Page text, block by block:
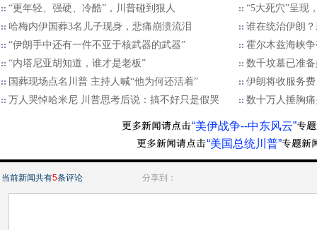
“更年轻、强硬、冷酷”，川普碰到狠人
“5大死穴”呈现
哈梅内伊国葬3名儿子现身，悲痛崩溃流泪
谁在统治伊朗
“伊朗手中还有一件不亚于核武器的武器”
霍尔木兹海峡
“内塔尼亚胡知道，谁才是老板”
数千坟墓已准
国葬现场点名川普 主持人喊“他为何还活着”
伊朗将收服务
万人哭悼哈米尼 川普思考后说：搞不好只是假哭
数十万人捶胸
“美伊战争--中东风云”
“美国总统川普”
当前新闻共有5条评论 分享到：